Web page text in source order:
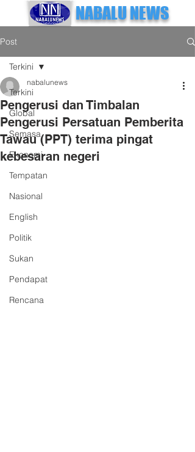
NABALU NEWS
Post
Terkini
Global
Semasa
Ekonomi
Tempatan
Nasional
English
Politik
Sukan
Pendapat
Rencana
Terkini
Pengerusi dan Timbalan
Pengerusi Persatuan Pemberita
Tawau (PPT) terima pingat
kebesaran negeri
nabalunews